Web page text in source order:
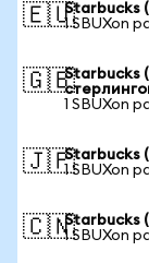
🇪🇺Starbucks
1 SBUXon
🇬🇧Starbucks
1 SBUXon
🇯🇵Starbucks
1 SBUXon
🇨🇳Starbucks
1 SBUXon